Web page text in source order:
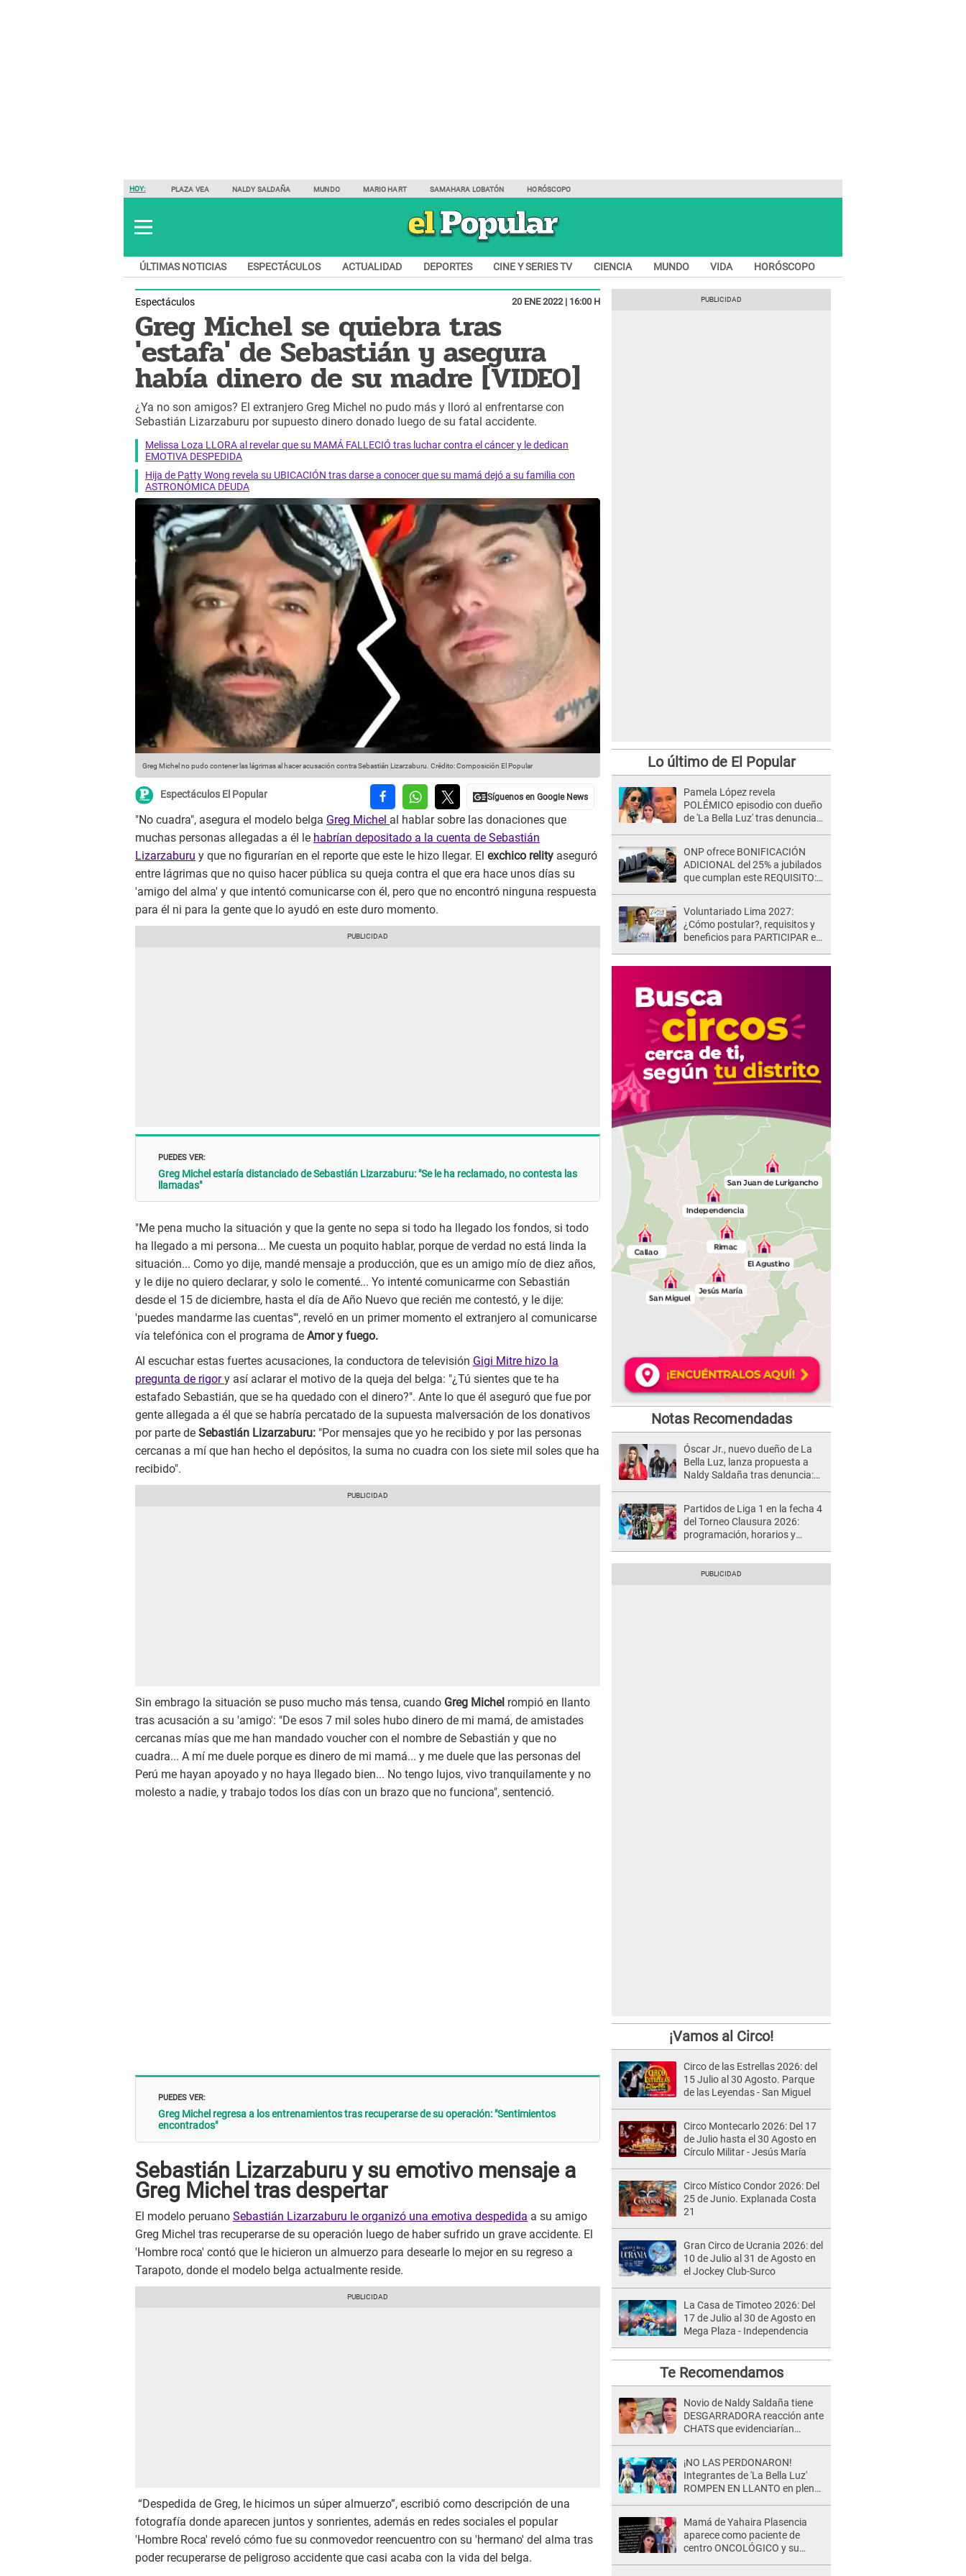
HOY: PLAZA VEA NALDY SALDAÑA MUNDO MARIO HART SAMAHARA LOBATÓN HORÓSCOPO
ÚLTIMAS NOTICIAS ESPECTÁCULOS ACTUALIDAD DEPORTES CINE Y SERIES TV CIENCIA MUNDO VIDA HORÓSCOPO
Espectáculos 20 ENE 2022 | 16:00 H
Greg Michel se quiebra tras
'estafa' de Sebastián y asegura
había dinero de su madre [VIDEO]
¿Ya no son amigos? El extranjero Greg Michel no pudo más y lloró al enfrentarse con
Sebastián Lizarzaburu por supuesto dinero donado luego de su fatal accidente.
Melissa Loza LLORA al revelar que su MAMÁ FALLECIÓ tras luchar contra el cáncer y le dedican
EMOTIVA DESPEDIDA
Hija de Patty Wong revela su UBICACIÓN tras darse a conocer que su mamá dejó a su familia con
ASTRONÓMICA DEUDA
Greg Michel no pudo contener las lágrimas al hacer acusación contra Sebastián Lizarzaburu. Crédito: Composición El Popular
Espectáculos El Popular
"No cuadra", asegura el modelo belga Greg Michel al hablar sobre las donaciones que
muchas personas allegadas a él le habrían depositado a la cuenta de Sebastián
Lizarzaburu y que no figurarían en el reporte que este le hizo llegar. El exchico relity aseguró
entre lágrimas que no quiso hacer pública su queja contra el que era hace unos días su
'amigo del alma' y que intentó comunicarse con él, pero que no encontró ninguna respuesta
para él ni para la gente que lo ayudó en este duro momento.
PUEDES VER:
Greg Michel estaría distanciado de Sebastián Lizarzaburu: "Se le ha reclamado, no contesta las
llamadas"
"Me pena mucho la situación y que la gente no sepa si todo ha llegado los fondos, si todo
ha llegado a mi persona... Me cuesta un poquito hablar, porque de verdad no está linda la
situación... Como yo dije, mandé mensaje a producción, que es un amigo mío de diez años,
y le dije no quiero declarar, y solo le comenté... Yo intenté comunicarme con Sebastián
desde el 15 de diciembre, hasta el día de Año Nuevo que recién me contestó, y le dije:
'puedes mandarme las cuentas'", reveló en un primer momento el extranjero al comunicarse
vía telefónica con el programa de Amor y fuego.
Al escuchar estas fuertes acusaciones, la conductora de televisión Gigi Mitre hizo la
pregunta de rigory así aclarar el motivo de la queja del belga: "¿Tú sientes que te ha
estafado Sebastián, que se ha quedado con el dinero?". Ante lo que él aseguró que fue por
gente allegada a él que se habría percatado de la supuesta malversación de los donativos
por parte de Sebastián Lizarzaburu: "Por mensajes que yo he recibido y por las personas
cercanas a mí que han hecho el depósitos, la suma no cuadra con los siete mil soles que ha
recibido".
Sin embrago la situación se puso mucho más tensa, cuando Greg Michel rompió en llanto
tras acusación a su 'amigo': "De esos 7 mil soles hubo dinero de mi mamá, de amistades
cercanas mías que me han mandado voucher con el nombre de Sebastián y que no
cuadra... A mí me duele porque es dinero de mi mamá... y me duele que las personas del
Perú me hayan apoyado y no haya llegado bien... No tengo lujos, vivo tranquilamente y no
molesto a nadie, y trabajo todos los días con un brazo que no funciona", sentenció.
PUEDES VER:
Greg Michel regresa a los entrenamientos tras recuperarse de su operación: "Sentimientos
encontrados"
Sebastián Lizarzaburu y su emotivo mensaje a
Greg Michel tras despertar
El modelo peruano Sebastián Lizarzaburu le organizó una emotiva despedida a su amigo
Greg Michel tras recuperarse de su operación luego de haber sufrido un grave accidente. El
'Hombre roca' contó que le hicieron un almuerzo para desearle lo mejor en su regreso a
Tarapoto, donde el modelo belga actualmente reside.
“Despedida de Greg, le hicimos un súper almuerzo”, escribió como descripción de una
fotografía donde aparecen juntos y sonrientes, además en redes sociales el popular
'Hombre Roca' reveló cómo fue su conmovedor reencuentro con su 'hermano' del alma tras
poder recuperarse de peligroso accidente que casi acaba con la vida del belga.
Lo último de El Popular
Pamela López revela
POLÉMICO episodio con dueño
de 'La Bella Luz' tras denuncia
ONP ofrece BONIFICACIÓN
ADICIONAL del 25% a jubilados
que cumplan este REQUISITO:
Voluntariado Lima 2027:
¿Cómo postular?, requisitos y
beneficios para PARTICIPAR en
Notas Recomendadas
Óscar Jr., nuevo dueño de La
Bella Luz, lanza propuesta a
Naldy Saldaña tras denuncia:
Partidos de Liga 1 en la fecha 4
del Torneo Clausura 2026:
programación, horarios y
¡Vamos al Circo!
Circo de las Estrellas 2026: del
15 Julio al 30 Agosto. Parque
de las Leyendas - San Miguel
Circo Montecarlo 2026: Del 17
de Julio hasta el 30 Agosto en
Círculo Militar - Jesús María
Circo Místico Condor 2026: Del
25 de Junio. Explanada Costa
21
Gran Circo de Ucrania 2026: del
10 de Julio al 31 de Agosto en
el Jockey Club-Surco
La Casa de Timoteo 2026: Del
17 de Julio al 30 de Agosto en
Mega Plaza - Independencia
Te Recomendamos
Novio de Naldy Saldaña tiene
DESGARRADORA reacción ante
CHATS que evidenciarían
¡NO LAS PERDONARON!
Integrantes de 'La Bella Luz'
ROMPEN EN LLANTO en pleno
Mamá de Yahaira Plasencia
aparece como paciente de
centro ONCOLÓGICO y su